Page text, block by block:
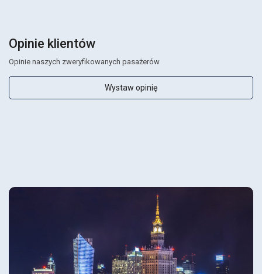
Opinie klientów
Opinie naszych zweryfikowanych pasażerów
Wystaw opinię